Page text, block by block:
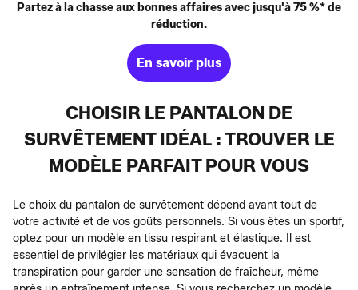
Partez à la chasse aux bonnes affaires avec jusqu'à 75 %* de
réduction.
En savoir plus
CHOISIR LE PANTALON DE
SURVÊTEMENT IDÉAL : TROUVER LE
MODÈLE PARFAIT POUR VOUS
Le choix du pantalon de survêtement dépend avant tout de
votre activité et de vos goûts personnels. Si vous êtes un sportif,
optez pour un modèle en tissu respirant et élastique. Il est
essentiel de privilégier les matériaux qui évacuent la
transpiration pour garder une sensation de fraîcheur, même